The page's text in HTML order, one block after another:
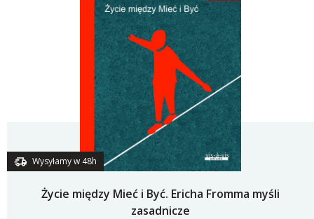
Wysyłamy w 48h
Życie między Mieć i Być. Ericha Fromma myśli
zasadnicze